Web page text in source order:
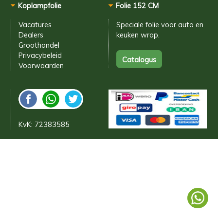
Koplampfolie
Vacatures
Dealers
Groothandel
Privacybeleid
Voorwaarden
Folie 152 CM
Speciale folie voorauto en
keuken wrap.
KvK: 72383585